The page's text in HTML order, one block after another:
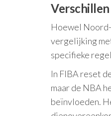
Hoewel
vergelijking
specifieke
In FIBA reset
maar de NBA
beïnvloeden.